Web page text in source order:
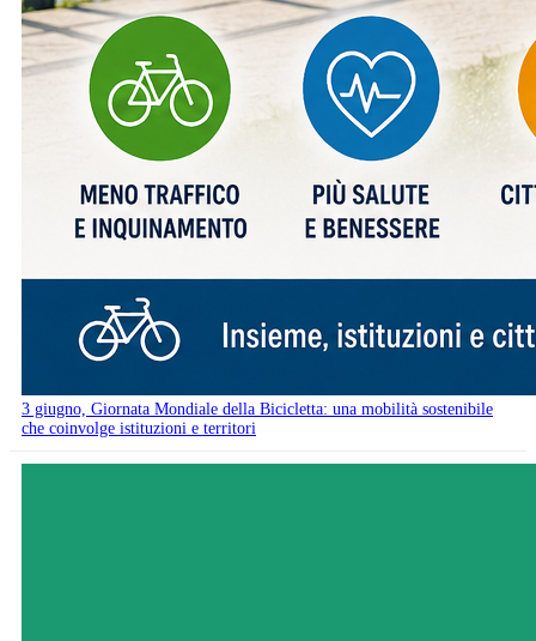
3 giugno, Giornata Mondiale della Bicicletta: una mobilità sostenibile
che coinvolge istituzioni e territori